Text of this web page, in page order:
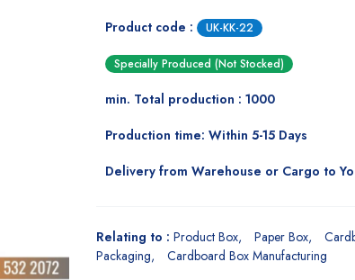
Product code : UK-KK-22
Specially Produced (Not Stocked)
min. Total production : 1000
Production time: Within 5-15 Days
Delivery from Warehouse or Cargo to
Relating to : Product Box Paper Box
Packaging
Cardboard Box Manufacturing